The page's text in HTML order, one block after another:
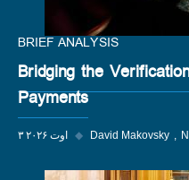
BRIEF ANALYSIS
Bridging the
Payments
۳ اوت ۲۰۲۶ ◆ David Makovsky